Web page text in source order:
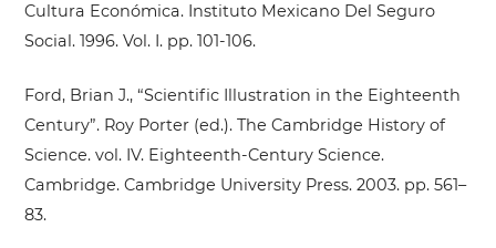
Cultura Económica. Instituto Mexicano Del Seguro
Social. 1996. Vol. I. pp. 101-106.
Ford, Brian J., “Scientific Illustration in the Eighteenth
Century”. Roy Porter (ed.). The Cambridge History of
Science. vol. IV. Eighteenth-Century Science.
Cambridge. Cambridge University Press. 2003. pp. 561–
83.